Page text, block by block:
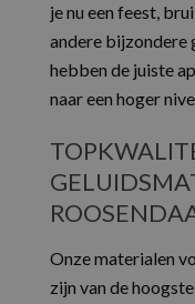
je nu een feest,
andere bijzondere
hebben de juiste
naar een hoger
Onze materialen
zijn van de